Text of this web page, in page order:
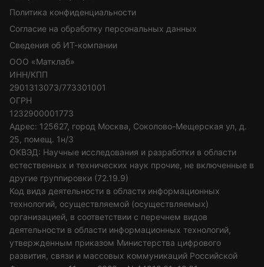
Политика конфиденциальности
Согласие на обработку персональных данных
Сведения об ИТ-компании
ООО «Матклаб»
ИНН/КПП
2901313073/773301001
ОГРН
1232900001773
Адрес: 125627, город Москва, Соколово-Мещерская ул, д.
25, помещ. 1н/3
ОКВЭД: Научные исследования и разработки в области
естественных и технических наук прочие, не включенные в
другие группировки (72.19.9)
Код вида деятельности в области информационных
технологий, осуществляемой (осуществляемых)
организацией, в соответствии с перечнем видов
деятельности в области информационных технологий,
утвержденным приказом Министерства цифрового
развития, связи и массовых коммуникаций Российской